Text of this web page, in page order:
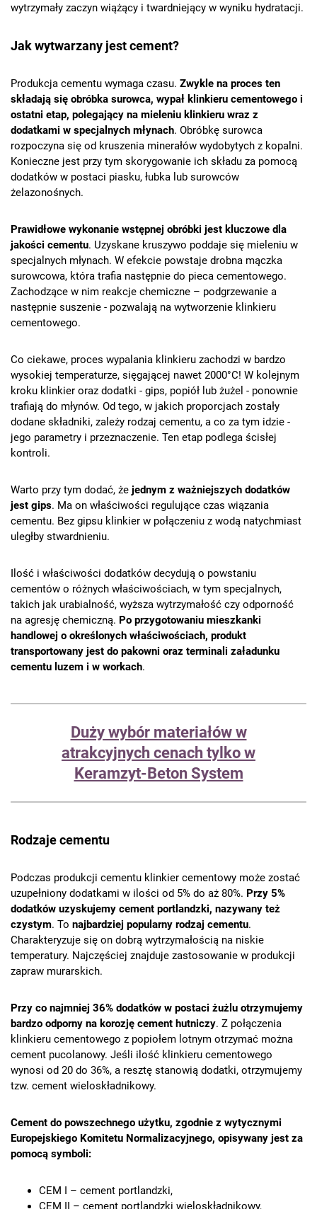
wytrzymały zaczyn wiążący i twardniejący w wyniku hydratacji.
Jak wytwarzany jest cement?
Produkcja cementu wymaga czasu. Zwykle na proces ten
składają się obróbka surowca, wypał klinkieru cementowego i
ostatni etap, polegający na mieleniu klinkieru wraz z
dodatkami w specjalnych młynach. Obróbkę surowca
rozpoczyna się od kruszenia minerałów wydobytych z kopalni.
Konieczne jest przy tym skorygowanie ich składu za pomocą
dodatków w postaci piasku, łubka lub surowców
żelazonośnych.
Prawidłowe wykonanie wstępnej obróbki jest kluczowe dla
jakości cementu. Uzyskane kruszywo poddaje się mieleniu w
specjalnych młynach. W efekcie powstaje drobna mączka
surowcowa, która trafia następnie do pieca cementowego.
Zachodzące w nim reakcje chemiczne – podgrzewanie a
następnie suszenie - pozwalają na wytworzenie klinkieru
cementowego.
Co ciekawe, proces wypalania klinkieru zachodzi w bardzo
wysokiej temperaturze, sięgającej nawet 2000°C! W kolejnym
kroku klinkier oraz dodatki - gips, popiół lub żużel - ponownie
trafiają do młynów. Od tego, w jakich proporcjach zostały
dodane składniki, zależy rodzaj cementu, a co za tym idzie -
jego parametry i przeznaczenie. Ten etap podlega ścisłej
kontroli.
Warto przy tym dodać, że jednym z ważniejszych dodatków
jest gips. Ma on właściwości regulujące czas wiązania
cementu. Bez gipsu klinkier w połączeniu z wodą natychmiast
uległby stwardnieniu.
Ilość i właściwości dodatków decydują o powstaniu
cementów o różnych właściwościach, w tym specjalnych,
takich jak urabialność, wyższa wytrzymałość czy odporność
na agresję chemiczną. Po przygotowaniu mieszkanki
handlowej o określonych właściwościach, produkt
transportowany jest do pakowni oraz terminali załadunku
cementu luzem i w workach.
Duży wybór materiałów w
atrakcyjnych cenach tylko w
Keramzyt-Beton System
Rodzaje cementu
Podczas produkcji cementu klinkier cementowy może zostać
uzupełniony dodatkami w ilości od 5% do aż 80%. Przy 5%
dodatków uzyskujemy cement portlandzki, nazywany też
czystym. To najbardziej popularny rodzaj cementu.
Charakteryzuje się on dobrą wytrzymałością na niskie
temperatury. Najczęściej znajduje zastosowanie w produkcji
zapraw murarskich.
Przy co najmniej 36% dodatków w postaci żużlu otrzymujemy
bardzo odporny na korozję cement hutniczy. Z połączenia
klinkieru cementowego z popiołem lotnym otrzymać można
cement pucolanowy. Jeśli ilość klinkieru cementowego
wynosi od 20 do 36%, a resztę stanowią dodatki, otrzymujemy
tzw. cement wieloskładnikowy.
Cement do powszechnego użytku, zgodnie z wytycznymi
Europejskiego Komitetu Normalizacyjnego, opisywany jest za
pomocą symboli:
CEM I – cement portlandzki,